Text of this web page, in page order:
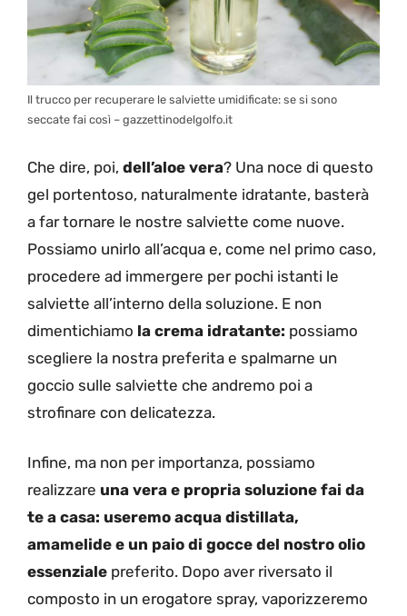
Il trucco per recuperare le salviette umidificate: se si sono
seccate fai così – gazzettinodelgolfo.it
Che dire, poi, dell’aloe vera? Una noce di questo
gel portentoso, naturalmente idratante, basterà
a far tornare le nostre salviette come nuove.
Possiamo unirlo all’acqua e, come nel primo caso,
procedere ad immergere per pochi istanti le
salviette all’interno della soluzione. E non
dimentichiamo la crema idratante: possiamo
scegliere la nostra preferita e spalmarne un
goccio sulle salviette che andremo poi a
strofinare con delicatezza.
Infine, ma non per importanza, possiamo
realizzare una vera e propria soluzione fai da
te a casa: useremo acqua distillata,
amamelide e un paio di gocce del nostro olio
essenziale preferito. Dopo aver riversato il
composto in un erogatore spray, vaporizzeremo